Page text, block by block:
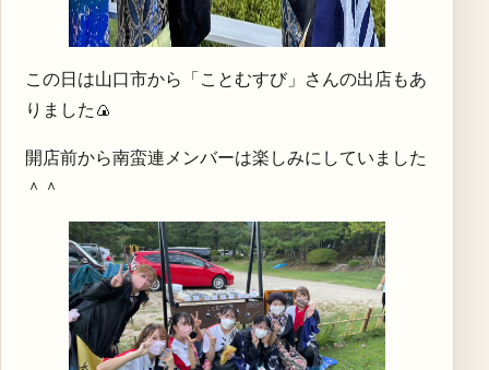
この日は山口市から「ことむすび」さんの出店もあ
りました🍙
開店前から南蛮連メンバーは楽しみにしていました
＾＾